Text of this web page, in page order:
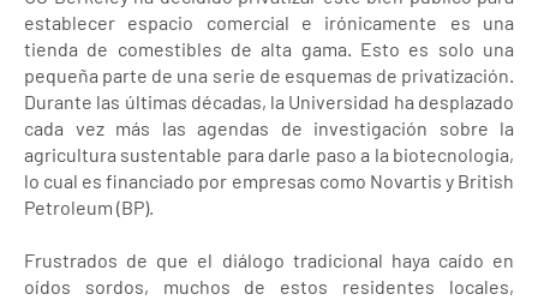
establecer espacio comercial e irónicamente es una
tienda de comestibles de alta gama. Esto es solo una
pequeña parte de una serie de esquemas de privatización.
Durante las últimas décadas, la Universidad ha desplazado
cada vez más las agendas de investigación sobre la
agricultura sustentable para darle paso a la biotecnologia,
lo cual es financiado por empresas como Novartis y British
Petroleum (BP).
Frustrados de que el diálogo tradicional haya caído en
oídos sordos, muchos de estos residentes locales,